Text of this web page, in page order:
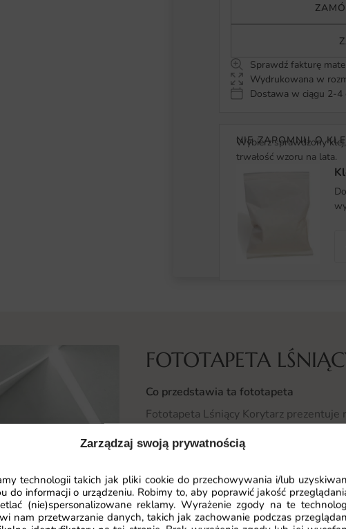
Zarządzaj swoją prywatnością
technologii takich jak pliki cookie do przechowywania i/lub
do informacji o urządzeniu. Robimy to, aby poprawić jakość
(nie)spersonalizowane reklamy. Wyrażenie zgody na te
nam przetwarzanie danych, takich jak zachowanie podczas
Sprawdź fakturę
Wydrukowana w
Dostawa w ciągu 2-4
NIE ZAPOMNIJ O
Wybierz sprawdzony
trwałość wzoru na lata.
FOTOTAPETA
Co przedstawia ta fototapeta
Fototapeta Lśniący Korytarz prezentuje
perspektywą. Motyw przyciąga wzrok
nastrój pomieszczenia.
Grafika oddaje głębię krajobrazu,
atmosferę, dzięki czemu sprawdzi się
lub subtelne tło dla mebli.